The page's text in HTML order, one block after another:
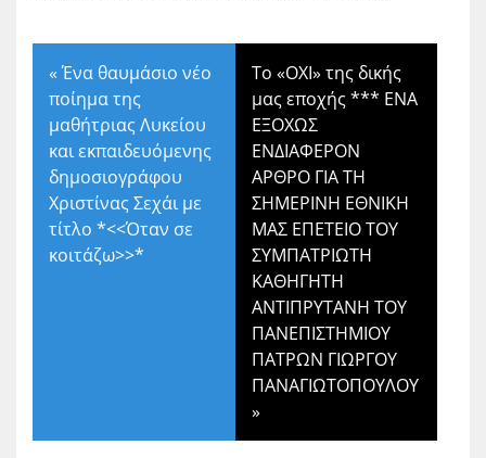
«Ένα θαυμάσιο νέο
ποίημα της
μαθήτριας Λυκείου
και εκπαιδευόμενης
δημοσιογράφου
Χριστίνας Σεχάι με
τίτλο *<<Όταν σε
κοιτάζω>>*
Το «ΟΧΙ» της δικής
μας εποχής *** ΕΝΑ
ΕΞΟΧΩΣ
ΕΝΔΙΑΦΕΡΟΝ
ΑΡΘΡΟ ΓΙΑ ΤΗ
ΣΗΜΕΡΙΝΗ ΕΘΝΙΚΗ
ΜΑΣ ΕΠΕΤΕΙΟ ΤΟΥ
ΣΥΜΠΑΤΡΙΩΤΗ
ΚΑΘΗΓΗΤΗ
ΑΝΤΙΠΡΥΤΑΝΗ ΤΟΥ
ΠΑΝΕΠΙΣΤΗΜΙΟΥ
ΠΑΤΡΩΝ ΓΙΩΡΓΟΥ
ΠΑΝΑΓΙΩΤΟΠΟΥΛΟΥ
»